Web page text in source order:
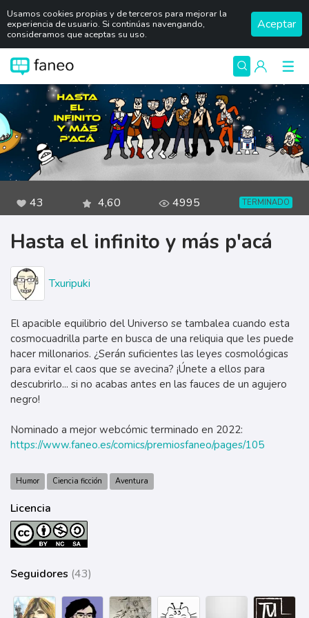
Usamos cookies propias y de terceros para mejorar la
experiencia de usuario. Si continúas navengando,
consideramos que aceptas su uso.
Aceptar
43 4,60 4995 TERMINADO
Hasta el infinito y más p'acá
Txuripuki
El apacible equilibrio del Universo se tambalea cuando esta
cosmocuadrilla parte en busca de una reliquia que les puede
hacer millonarios. ¿Serán suficientes las leyes cosmológicas
para evitar el caos que se avecina? ¡Únete a ellos para
descubrirlo... si no acabas antes en las fauces de un agujero
negro!
Nominado a mejor webcómic terminado en 2022:
https://www.faneo.es/comics/premiosfaneo/pages/105
Humor Ciencia ficción Aventura
Licencia
Seguidores (43)